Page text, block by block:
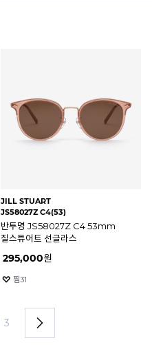
ISABEL MARANT
IM0135 S45HA
피치 IM0135 S45HA 이자벨마랑
마고 선글라스
455,000원
찜2
3